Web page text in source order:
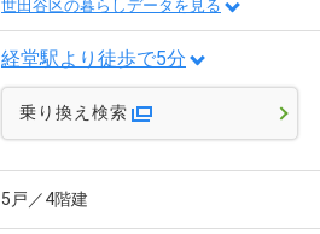
世田谷区の暮らしデータを見る
経堂駅より徒歩で5分
乗り換え検索
5戸／4階建